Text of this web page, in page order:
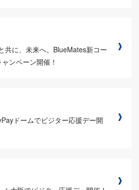
共に、未来へ。BlueMates新コー
ンペーン開催！
ドームでビジター応援デー開